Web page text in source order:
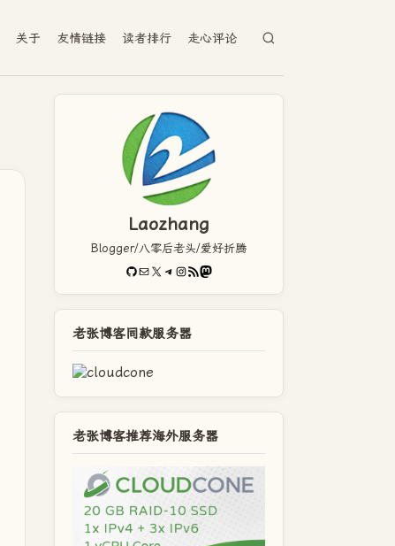
关于 友情链接 读者排行 走心评论
Laozhang
Blogger/八零后老头/爱好折腾
GitHub
电子邮件X Telegram
Instagram
RSS FeedMastodon
老张博客同款服务器
老张博客推荐海外服务器